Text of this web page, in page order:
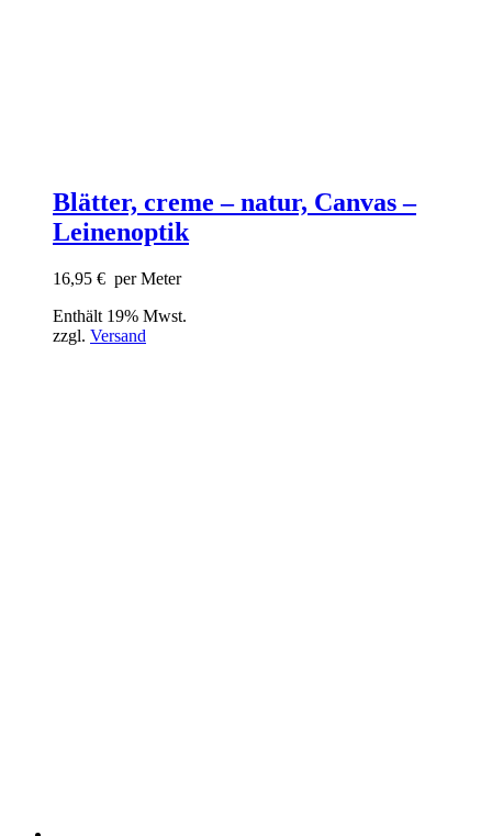
Blätter, creme – natur, Canvas –
Leinenoptik
16,95 € per Meter
Enthält 19% Mwst.
zzgl. Versand